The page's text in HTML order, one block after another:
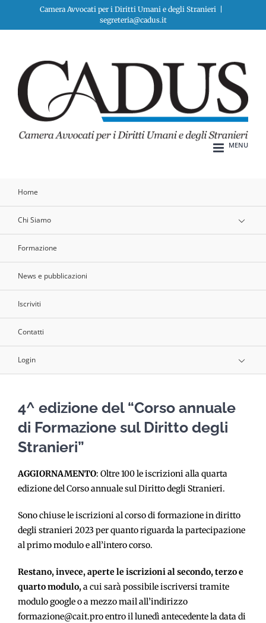
Camera Avvocati per i Diritti Umani e degli Stranieri
segreteria@cadus.it
Home
Chi Siamo
Formazione
News e pubblicazioni
Iscriviti
Contatti
Login
4^ edizione del “Corso annuale
di Formazione sul Diritto degli
Stranieri”
AGGIORNAMENTO: Oltre 100 le iscrizioni alla quarta
edizione del Corso annuale sul Diritto degli Stranieri.
Sono chiuse le iscrizioni al corso di formazione in diritto
degli stranieri 2023 per quanto riguarda la partecipazione
al primo modulo e all’intero corso.
Restano, invece, aperte le iscrizioni al secondo, terzo e
quarto modulo,a cui sarà possibile iscriversi tramite
modulo google o a mezzo mail all’indirizzo
formazione@cait.pro entro il lunedì antecedente la data di